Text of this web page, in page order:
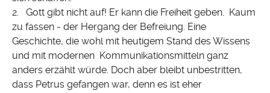
2. Gott gibt nicht auf! Er kann die Freiheit geben. Kaum
zu fassen - der Hergang der Befreiung. Eine
Geschichte, die wohl mit heutigem Stand des Wissens
und mit modernen Kommunikationsmitteln ganz
anders erzählt würde. Doch aber bleibt unbestritten,
dass Petrus gefangen war, denn es ist eher